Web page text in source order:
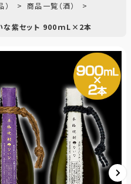
商品一覧（酒）
いな紫セット 900ｍL×2本